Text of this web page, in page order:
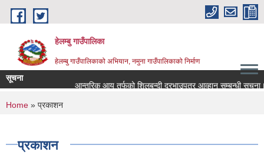
Skip to main content
हेलम्बु गाउँपालिका
हेलम्बु गाउँपालिकाको अभियान, नमुना गाउँपालिकाको निर्माण
सूचना
आन्तरिक आय तर्फको शिलबन्दी दरभाउपत्र आव्हान सम्बन्धी सूचना।
You are here
Home » प्रकाशन
प्रकाशन